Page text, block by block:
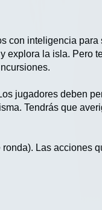
con inteligencia
explora la isla. Pero
jugadores deben
Tendrás que
Las acciones